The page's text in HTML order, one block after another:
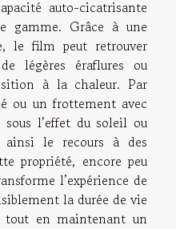
auto-cicatrisante
gamme. Grâce à une
le film peut retrouver
légères éraflures ou
à la chaleur. Par
ou un frottement avec
l’effet du soleil ou
ainsi le recours à des
propriété, encore peu
l’expérience de
la durée de vie
tout en maintenant un